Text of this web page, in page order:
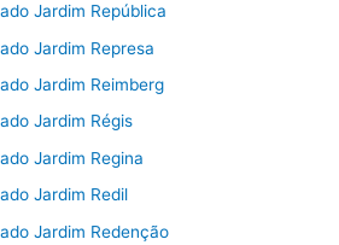
Jardim República
Jardim Represa
Jardim Reimberg
Jardim Régis
Jardim Regina
Jardim Redil
Jardim Redenção